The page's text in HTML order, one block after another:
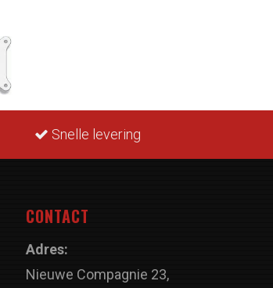
Snelle levering
CONTACT
Adres:
Nieuwe Compagnie 23,